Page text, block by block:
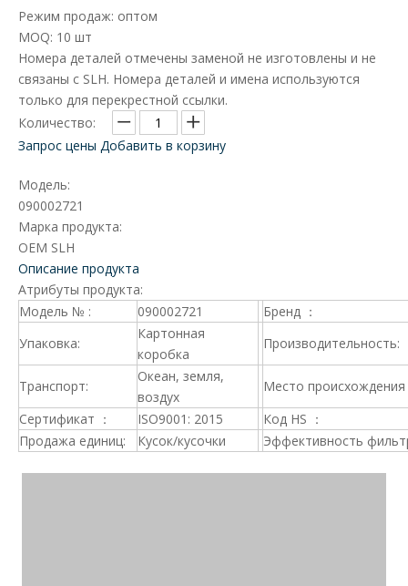
Режим продаж: оптом
MOQ: 10 шт
Номера деталей отмечены заменой не изготовлены и не
связаны с SLH. Номера деталей и имена используются
только для перекрестной ссылки.
Количество:
Запрос цены Добавить в корзину
Модель:
090002721
Марка продукта:
OEM SLH
Описание продукта
Атрибуты продукта:
Модель № :
090002721
Бренд ：
Упаковка:
Картонная
коробка
Производительность:
Транспорт:
Океан, земля,
воздух
Место происхождения
Сертификат ：
ISO9001: 2015
Код HS ：
Продажа единиц:
Кусок/кусочки Эффективность